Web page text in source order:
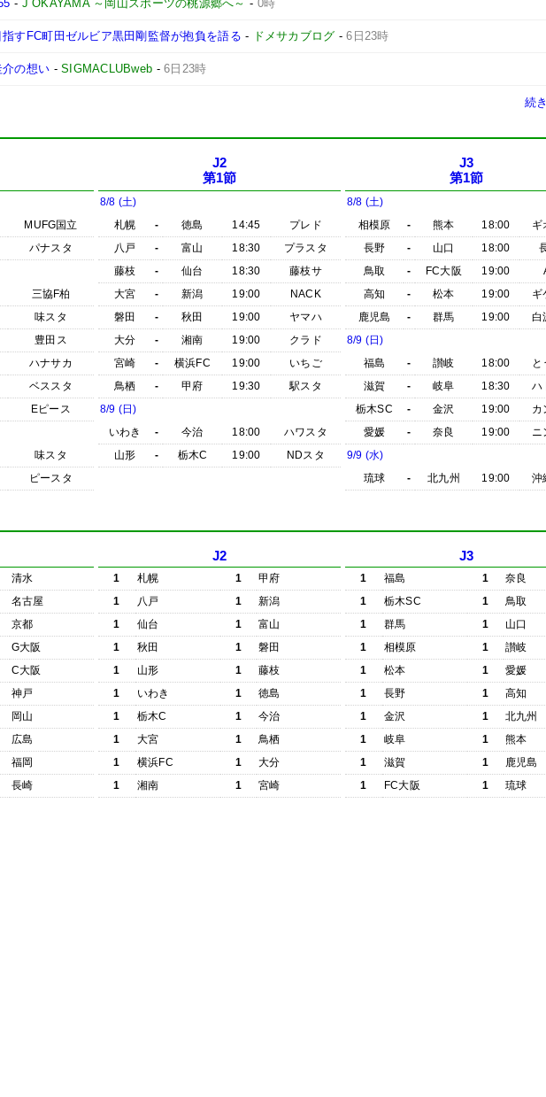
- J OKAYAMA ～岡山スポーツの桃源郷へ～ - 0時
すFC町田ゼルビア黒田剛監督が抱負を語る - ドメサカブログ -6日23時
介の想い -SIGMACLUBweb -6日23時
続
MUFG国立
パナスタ
三協F柏
味スタ
豊田ス
ハナサカ
ベススタ
Eピース
味スタ
ピースタ
J2
第1節
8/8 (土)
札幌
- 徳島 14:45
プレド
八戸
- 富山 18:30
プラスタ
藤枝
- 仙台 18:30
藤枝サ
大宮
- 新潟 19:00
NACK
磐田
- 秋田 19:00
ヤマハ
大分
- 湘南 19:00
クラド
宮崎
- 横浜FC 19:00
いちご
鳥栖
- 甲府 19:30
駅スタ
8/9 (日)
いわき
- 今治 18:00
ハワスタ
山形
- 栃木C 19:00 NDスタ
J3
第1節
8/8 (土)
相模原
- 熊本 18:00
ギ
長野
- 山口 18:00
鳥取
- FC大阪 19:00
高知
- 松本 19:00
ギ
鹿児島
- 群馬 19:00
白
8/9 (日)
福島
- 讃岐 18:00
と
滋賀
- 岐阜 18:30
ハ
栃木SC
- 金沢 19:00
カ
愛媛
- 奈良 19:00
ニ
9/9 (水)
琉球
- 北九州 19:00 沖
清水
名古屋
京都
G大阪
C大阪
神戸
岡山
広島
福岡
長崎
J2
1 札幌 1
甲府
1
八戸 1
新潟
1
仙台 1
富山
1
秋田 1
磐田
1
山形 1
藤枝
1
いわき 1
徳島
1
栃木C 1
今治
1
大宮 1
鳥栖
1
横浜FC 1
大分
1
湘南 1 宮崎
J3
1 福島 1
奈良
1
栃木SC 1
鳥取
1
群馬 1
山口
1
相模原 1
讃岐
1
松本 1
愛媛
1
長野 1
高知
1
金沢 1
北九州
1
岐阜 1
熊本
1
滋賀 1
鹿児島
1
FC大阪 1 琉球